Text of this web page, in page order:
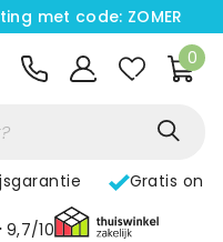
met code: ZOMER
0
Gratis
9,7/10